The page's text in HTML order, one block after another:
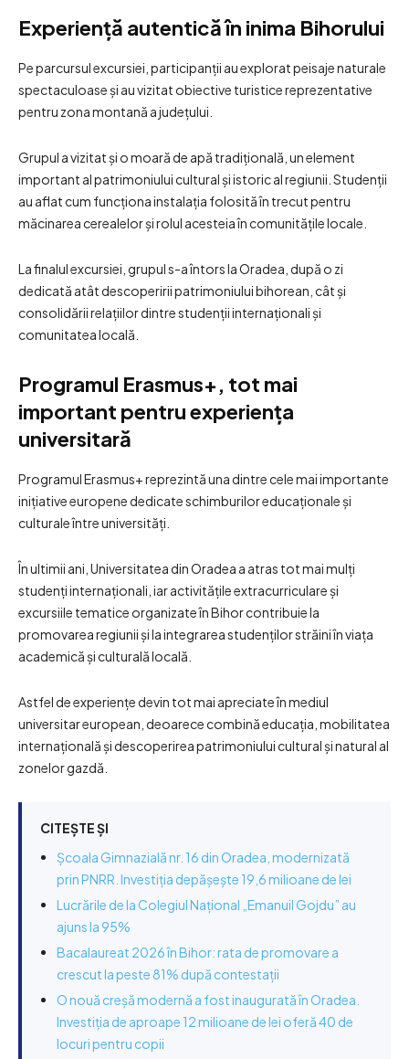
Experiență autentică în inima Bihorului
Pe parcursul excursiei, participanții au explorat peisaje naturale
spectaculoase și au vizitat obiective turistice reprezentative
pentru zona montană a județului.
Grupul a vizitat și o moară de apă tradițională, un element
important al patrimoniului cultural și istoric al regiunii. Studenții
au aflat cum funcționa instalația folosită în trecut pentru
măcinarea cerealelor și rolul acesteia în comunitățile locale.
La finalul excursiei, grupul s-a întors la Oradea, după o zi
dedicată atât descoperirii patrimoniului bihorean, cât și
consolidării relațiilor dintre studenții internaționali și
comunitatea locală.
Programul Erasmus+, tot mai
important pentru experiența
universitară
Programul Erasmus+ reprezintă una dintre cele mai importante
inițiative europene dedicate schimburilor educaționale și
culturale între universități.
În ultimii ani, Universitatea din Oradea a atras tot mai mulți
studenți internaționali, iar activitățile extracurriculare și
excursiile tematice organizate în Bihor contribuie la
promovarea regiunii și la integrarea studenților străini în viața
academică și culturală locală.
Astfel de experiențe devin tot mai apreciate în mediul
universitar european, deoarece combină educația, mobilitatea
internațională și descoperirea patrimoniului cultural și natural al
zonelor gazdă.
CITEȘTE ȘI
Școala Gimnazială nr. 16 din Oradea, modernizată
prin PNRR. Investiția depășește 19,6 milioane de lei
Lucrările de la Colegiul Național „Emanuil Gojdu” au
ajuns la 95%
Bacalaureat 2026 în Bihor: rata de promovare a
crescut la peste 81% după contestații
O nouă creșă modernă a fost inaugurată în Oradea.
Investiția de aproape 12 milioane de lei oferă 40 de
locuri pentru copii